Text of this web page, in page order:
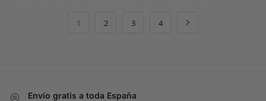
1 2 3 4
Envío gratis a toda España